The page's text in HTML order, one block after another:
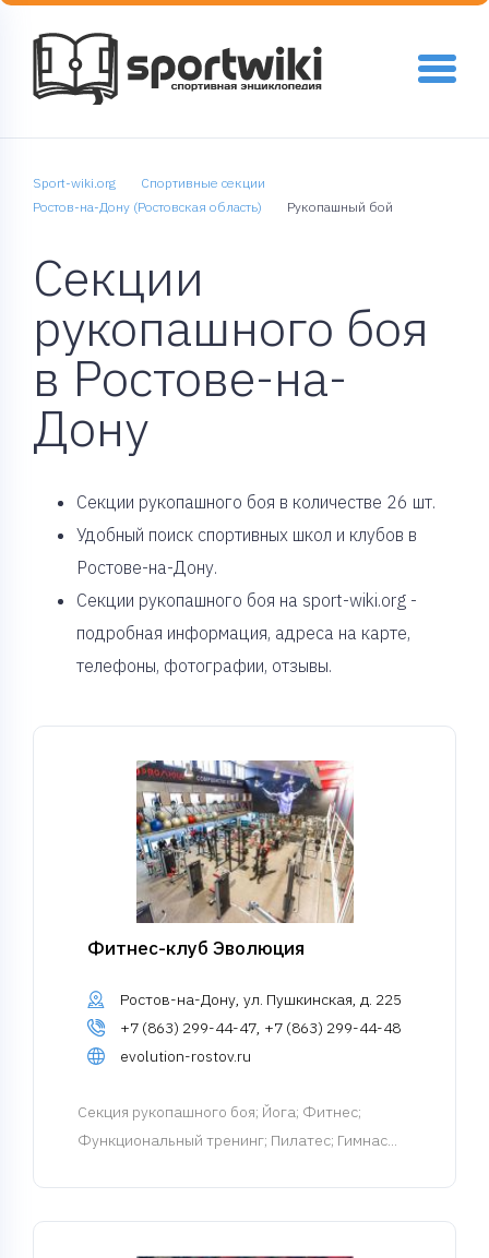
Sport-wiki.org
Спортивные секции
Ростов-на-Дону (Ростовская область)
Рукопашный бой
Секции
рукопашного боя
в Ростове-на-
Дону
Cекции рукопашного боя в количестве 26 шт.
Удобный поиск спортивных школ и клубов в
Ростове-на-Дону.
Секции рукопашного боя на sport-wiki.org -
подробная информация, адреса на карте,
телефоны, фотографии, отзывы.
Фитнес-клуб Эволюция
Ростов-на-Дону, ул. Пушкинская, д. 225
+7 (863) 299-44-47, +7 (863) 299-44-48
evolution-rostov.ru
Cекция рукопашного боя; Йога; Фитнес;
Функциональный тренинг; Пилатес; Гимнас...